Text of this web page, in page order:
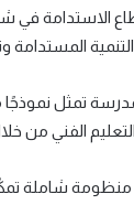
الاستدامة في
المستدامة
تمثل نموذجًا
الفني من
منظومة شاملة